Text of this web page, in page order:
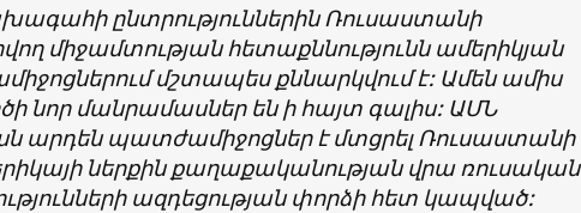
ընտրություններին Ռուսաստանի
միջամտության հետաքննությունն ամերիկյան
մշտապես քննարկվում է: Ամեն ամիս
նոր մանրամասներ են ի հայտ գալիս: ԱՄՆ
արդեն պատժամիջոցներ է մտցրել Ռուսաստանի
ներքին քաղաքականության վրա ռուսական
ազդեցության փորձի հետ կապված: